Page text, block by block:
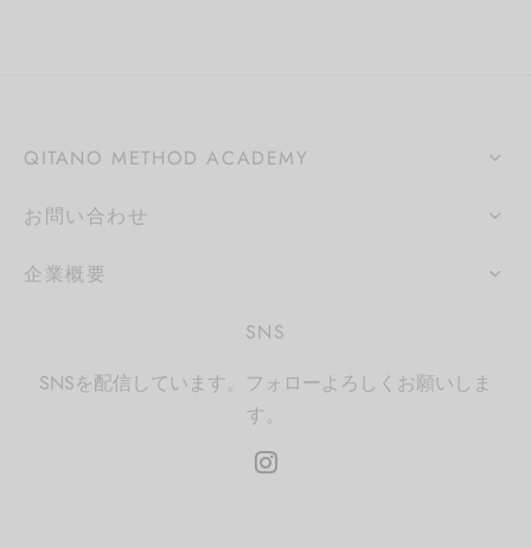
QITANO METHOD ACADEMY
お問い合わせ
企業概要
SNS
SNSを配信しています。フォローよろしくお願いしま
す。